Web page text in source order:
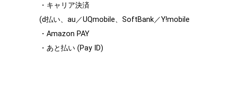
・キャリア決済
(d払い、au／UQmobile、SoftBank／Y!mobile
・Amazon PAY
・あと払い (Pay ID)